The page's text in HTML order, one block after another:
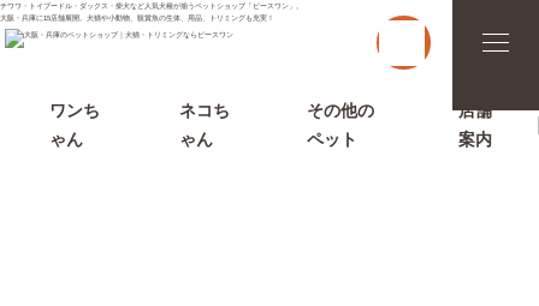
チワワ・トイプードル・ダックス・柴犬など人気犬種が揃うペットショップ「ピースワン」。
大阪・兵庫に15店舗展開。犬猫や小動物、観賞魚の生体、用品、トリミングも充実！
t
o
l
ワンち
ゃん
ネコち
ゃん
その他の
ペット
店舗
案内